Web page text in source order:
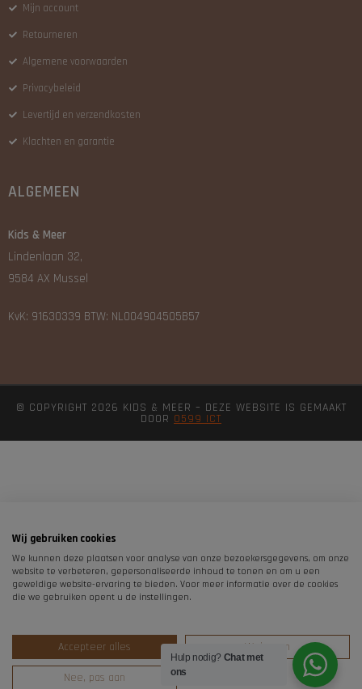
Mijn account
Retourneren
Algemene voorwaarden
Privacybeleid
Levertijd en verzendkosten
Klachten en garantie
ALGEMEEN
Kids & Meer
Lindenlaan 32,
9584 AX Mussel
KvK: 91630339 BTW: NL004904505B57
© COPYRIGHT 2026 KIDS & MEER – DEZE WEBSITE IS GEMAAKT
DOOR 0599 ICT
Hulp nodig? Chat met
ons
Wij gebruiken cookies
We kunnen deze plaatsen voor analyse van onze bezoekersgegevens, om onze
website te verbeteren, gepersonaliseerde inhoud te tonen en om u een
geweldige website-ervaring te bieden. Voor meer informatie over de cookies
die we gebruiken opent u de instellingen.
Accepteer alles Weigeren
Nee, pas aan